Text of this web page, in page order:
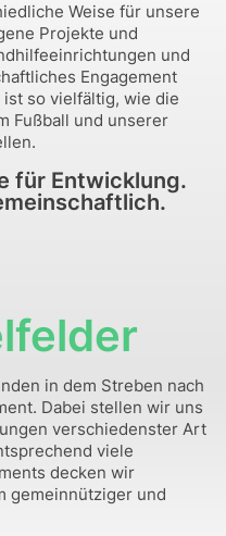
Weise für unsere
Projekte und
und
Engagement
so vielfältig, wie die
Fußball und unserer
für Entwicklung.
in dem Streben nach
Dabei stellen wir uns
verschiedenster Art
viele
decken wir
gemeinnütziger und